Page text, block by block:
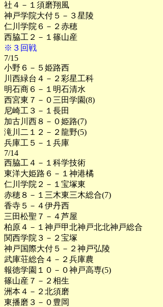
社４－１須磨翔風
神戸学院大付５－３星陵
仁川学院６－２赤穂
西脇工２－１篠山産
※３回戦
7/15
小野６－５姫路西
川西緑台４－２彩星工科
明石商６－１明石清水
西宮東７－０三田学園(8)
尼崎工３－１長田
加古川西８－０姫路(7)
滝川二１２－２龍野(5)
兵庫工５－１兵庫
7/14
西脇工４－１科学技術
東洋大姫路６－１神港橘
仁川学院２－１宝塚東
赤穂８－１三木東三木総合(7)
香寺５－４伊丹西
三田松聖７－４芦屋
柏原４－１神戸甲北神戸北北神戸総合
関西学院３－２宝塚
神戸国際大付５－２神戸弘陵
武庫荘総合４－２兵庫農
報徳学園１０－０神戸高専(5)
篠山産７－２相生
洲本４－２北須磨
東播磨３－０豊岡